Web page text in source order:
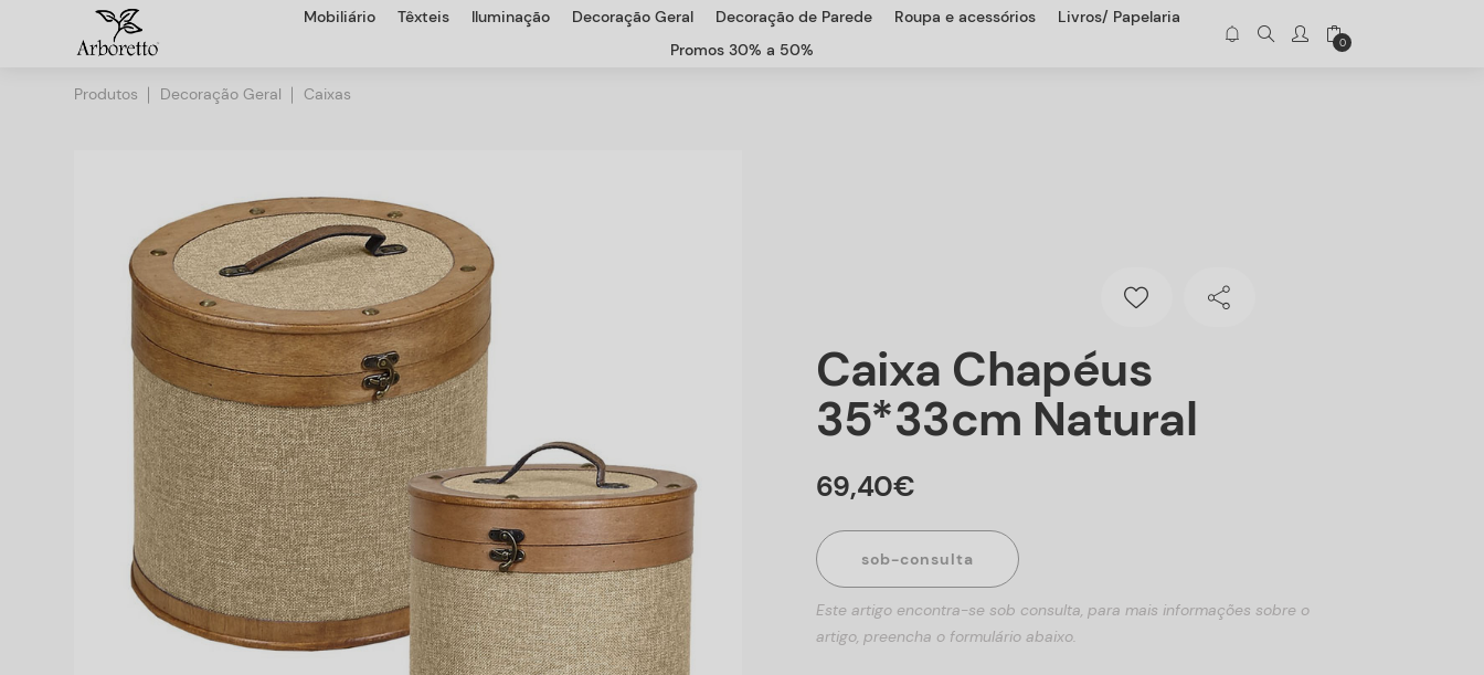
Mobiliário Têxteis Iluminação Decoração Geral Decoração de Parede Roupa e acessórios
Livros/ Papelaria
Promos 30% a 50%
0
Produtos Decoração Geral Caixas
Caixa Chapéus
35*33cm Natural
69,40€
sob-consulta
Este artigo encontra-se sob consulta, para mais informações sobre o
artigo, preencha o formulário abaixo.